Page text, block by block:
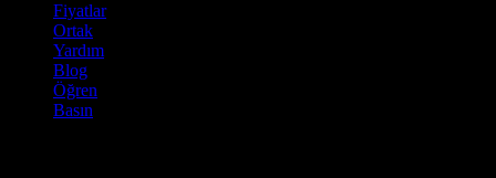
Fiyatlar
Ortak
Yardım
Blog
Öğren
Basın